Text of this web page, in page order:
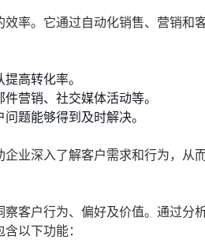
率。它通过自动化销售、营销和
高转化率。
营销、社交媒体活动等。
题能够得到及时解决。
业深入了解客户需求和行为，从
客户行为、偏好及价值。通过分
以下功能：